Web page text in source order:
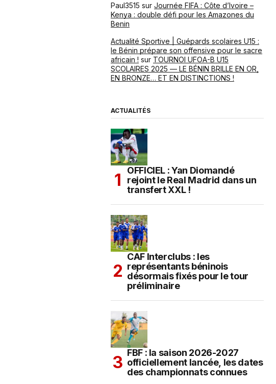
Paul3515 sur Journée FIFA : Côte d’Ivoire –
Kenya : double défi pour les Amazones du
Benin
Actualité Sportive | Guépards scolaires U15 :
le Bénin prépare son offensive pour le sacre
africain ! sur TOURNOI UFOA-B U15
SCOLAIRES 2025 — LE BÉNIN BRILLE EN OR,
EN BRONZE… ET EN DISTINCTIONS !
ACTUALITÉS
OFFICIEL : Yan Diomandé
rejoint le Real Madrid dans un
transfert XXL !
CAF Interclubs : les
représentants béninois
désormais fixés pour le tour
préliminaire
FBF : la saison 2026-2027
officiellement lancée, les dates
des championnats connues